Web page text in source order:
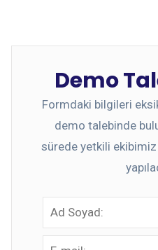
Demo
Formdaki bilgileri
demo talebinde
sürede yetkili